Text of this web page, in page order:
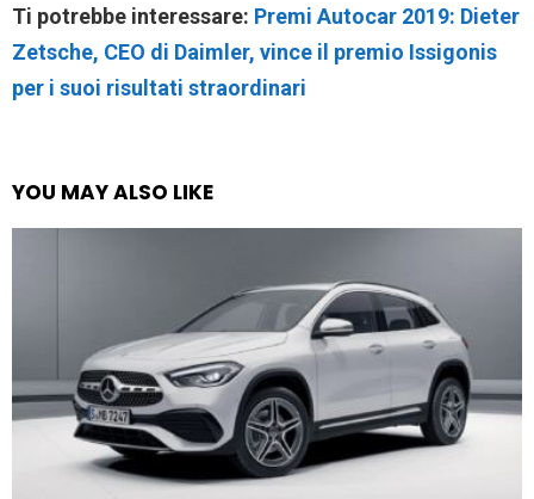
Ti potrebbe interessare: Premi Autocar 2019: Dieter
Zetsche, CEO di Daimler, vince il premio Issigonis
per i suoi risultati straordinari
YOU MAY ALSO LIKE